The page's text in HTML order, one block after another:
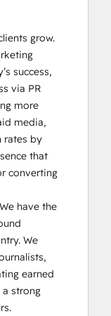
grow.
success,
via PR
more
media,
rates by
that
converting
have the
We
earned
a strong